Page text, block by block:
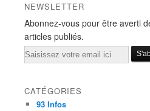
NEWSLETTER
Abonnez-vous pour être averti
articles publiés.
Email
CATÉGORIES
93 Infos